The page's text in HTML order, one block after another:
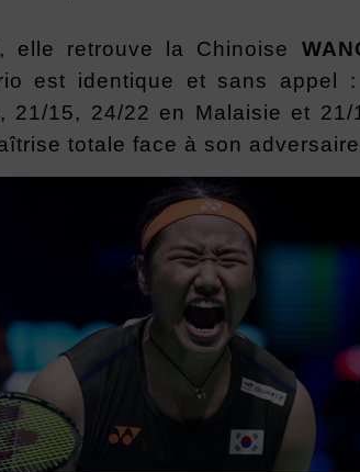
elle retrouve la Chinoise
est identique et sans appel :
21/15, 24/22 en Malaisie et
totale face à son